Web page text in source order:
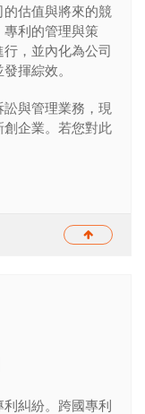
估值與將來的競
利的管理與策
，並內化為公司
揮綜效。
與管理業務，現
企業。若您對此
糾紛。跨國專利